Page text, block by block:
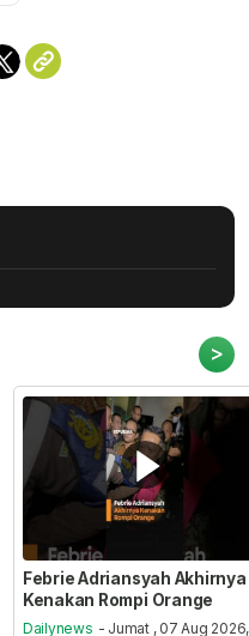
>
Febrie Adriansyah Akhirnya
Kenakan Rompi Orange
Dailynews - Jumat , 07 Aug 2026,